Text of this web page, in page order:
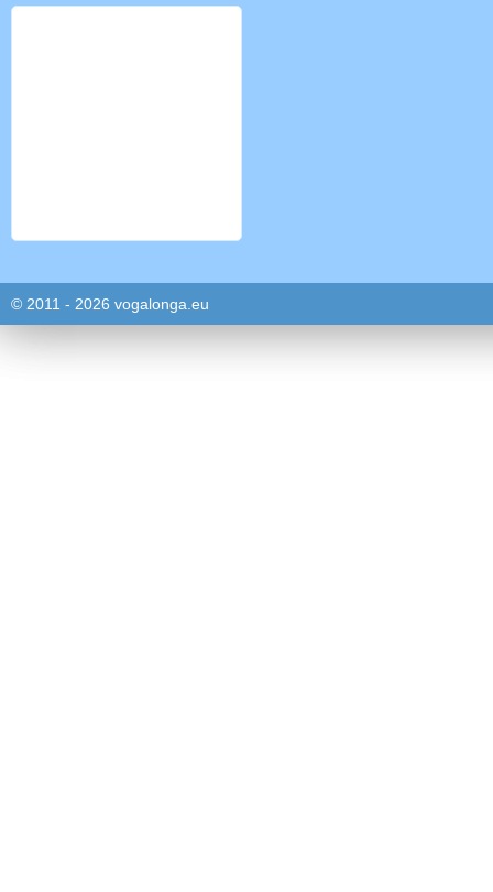
© 2011 - 2026 vogalonga.eu